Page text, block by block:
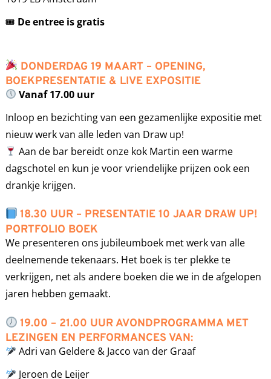
🎟 De entree is gratis
DONDERDAG 19 MAART – OPENING,
BOEKPRESENTATIE & LIVE EXPOSITIE
Vanaf 17.00 uur
Inloop en bezichting van een gezamenlijke expositie met
nieuw werk van alle leden van Draw up!
Aan de bar bereidt onze kok Martin een warme
dagschotel en kun je voor vriendelijke prijzen ook een
drankje krijgen.
18.30 UUR – PRESENTATIE 10 JAAR DRAW UP!
PORTFOLIO BOEK
We presenteren ons jubileumboek met werk van alle
deelnemende tekenaars. Het boek is ter plekke te
verkrijgen, net als andere boeken die we in de afgelopen
jaren hebben gemaakt.
19.00 – 21.00 UUR AVONDPROGRAMMA MET
LEZINGEN EN PERFORMANCES VAN:
Adri van Geldere & Jacco van der Graaf
Jeroen de Leijer